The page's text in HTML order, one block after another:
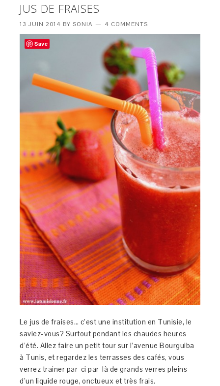
JUS DE FRAISES
13 JUIN 2014 BYSONIA 4 COMMENTS
Le jus de fraises… c’est une institution en Tunisie, le
saviez-vous? Surtout pendant les chaudes heures
d’été. Allez faire un petit tour sur l’avenue Bourguiba
à Tunis, et regardez les terrasses des cafés, vous
verrez trainer par-ci par-là de grands verres pleins
d’un liquide rouge, onctueux et très frais.
Save